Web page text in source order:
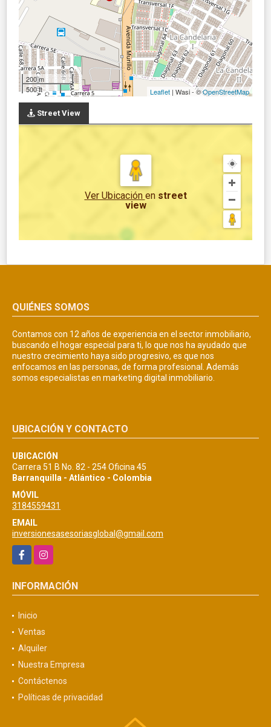
200 m
500 ft
Leaflet | Wasi - ©OpenStreetMap
Street View
Ver Ubicación en street
view
QUIÉNES SOMOS
Contamos con 12 años de experiencia en el sector inmobiliario,
buscando el hogar especial para ti, lo que nos ha ayudado que
nuestro crecimiento haya sido progresivo, es que nos
enfocamos en las personas, de forma profesional. Además
somos especialistas en marketing digital inmobiliario.
UBICACIÓN Y CONTACTO
UBICACIÓN
Carrera 51 B No. 82 - 254 Oficina 45
Barranquilla - Atlántico - Colombia
MÓVIL
3184559431
EMAIL
inversionesasesoriasglobal@gmail.com
FacebookInstagram
INFORMACIÓN
Inicio
Ventas
Alquiler
Nuestra Empresa
Contáctenos
Políticas de privacidad